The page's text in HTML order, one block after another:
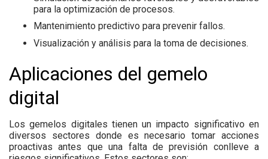
para la optimización de procesos.
Mantenimiento predictivo para prevenir fallos.
Visualización y análisis para la toma de decisiones.
Aplicaciones del gemelo
digital
Los gemelos digitales tienen un impacto significativo en
diversos sectores donde es necesario tomar acciones
proactivas antes que una falta de previsión conlleve a